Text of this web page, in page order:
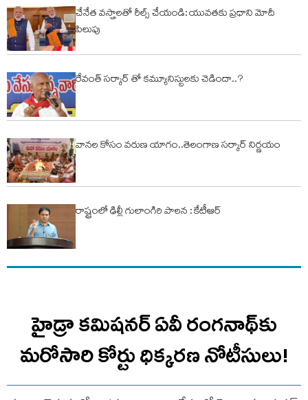
చేనేత వస్త్రాలతో రీల్స్ చేయండి: యువతకు ప్రధాని మోదీ
పిలుపు
రేవంత్ సర్కార్ తో కమ్యూనిస్టులకు చెడిందా..?
వానల కోసం వరుణ యాగం..తెలంగాణ సర్కార్ నిర్ణయం
రాష్ట్రంలో ఢిల్లీ గులాంగిరి పాలన : కేటీఆర్
హైడ్రా కమిషనర్ ఏవీ రంగనాథ్‌కు
మరోసారి కోర్టు ధిక్కరణ నోటీసులు!